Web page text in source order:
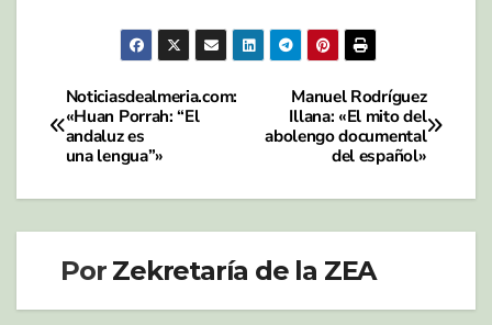
Navegación
de
entradas
Manuel Rodríguez
Illana: «El mito del
abolengo documental
del español»
Noticiasdealmeria.com:
«Huan Porrah: “El
andaluz es
una lengua”»
Por Zekretaría de la ZEA